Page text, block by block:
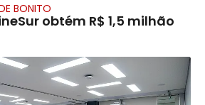
BONITO
obtém R$ 1,5 milhão